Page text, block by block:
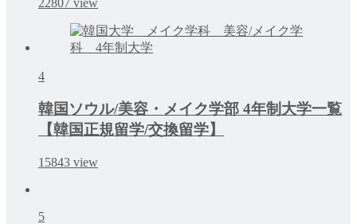
22807 view
4
韓国ソウル/美容・メイク学部 4年制大学一覧
【韓国正規留学/交換留学】
15843 view
5